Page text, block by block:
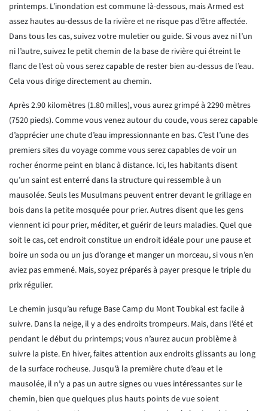
printemps. L’inondation est commune là-dessous, mais Armed est
assez hautes au-dessus de la rivière et ne risque pas d’être affectée.
Dans tous les cas, suivez votre muletier ou guide. Si vous avez ni l’un
ni l’autre, suivez le petit chemin de la base de rivière qui étreint le
flanc de l’est où vous serez capable de rester bien au-dessus de l’eau.
Cela vous dirige directement au chemin.
Après 2.90 kilomètres (1.80 milles), vous aurez grimpé à 2290 mètres
(7520 pieds). Comme vous venez autour du coude, vous serez capable
d’apprécier une chute d’eau impressionnante en bas. C’est l’une des
premiers sites du voyage comme vous serez capables de voir un
rocher énorme peint en blanc à distance. Ici, les habitants disent
qu’un saint est enterré dans la structure qui ressemble à un
mausolée. Seuls les Musulmans peuvent entrer devant le grillage en
bois dans la petite mosquée pour prier. Autres disent que les gens
viennent ici pour prier, méditer, et guérir de leurs maladies. Quel que
soit le cas, cet endroit constitue un endroit idéale pour une pause et
boire un soda ou un jus d’orange et manger un morceau, si vous n’en
aviez pas emmené. Mais, soyez préparés à payer presque le triple du
prix régulier.
Le chemin jusqu’au refuge Base Camp du Mont Toubkal est facile à
suivre. Dans la neige, il y a des endroits trompeurs. Mais, dans l’été et
pendant le début du printemps; vous n’aurez aucun problème à
suivre la piste. En hiver, faites attention aux endroits glissants au long
de la surface rocheuse. Jusqu’à la première chute d’eau et le
mausolée, il n’y a pas un autre signes ou vues intéressantes sur le
chemin, bien que quelques plus hauts points de vue soient